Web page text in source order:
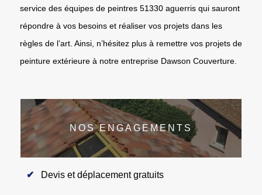
service des équipes de peintres 51330 aguerris qui sauront
répondre à vos besoins et réaliser vos projets dans les
règles de l’art. Ainsi, n’hésitez plus à remettre vos projets de
peinture extérieure à notre entreprise Dawson Couverture.
NOS ENGAGEMENTS
Devis et déplacement gratuits